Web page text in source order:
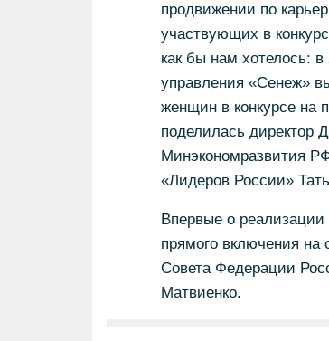
продвижении по
участвующих в
как бы нам хотелось:
управления «Сенеж»
женщин в конкурсе на
поделилась директор
Минэкономразвития
«Лидеров России»
Впервые о
прямого включения на
Совета Федерации
Матвиенко.